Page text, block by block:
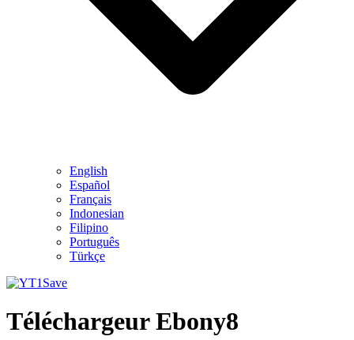
English
Español
Français
Indonesian
Filipino
Português
Türkçe
Téléchargeur Ebony8